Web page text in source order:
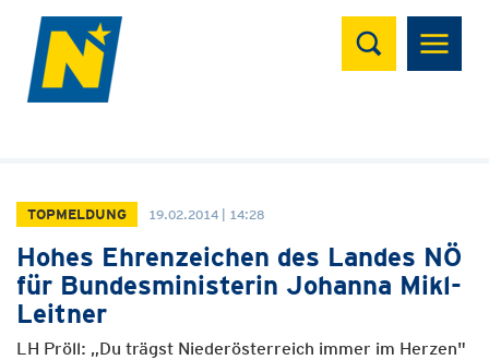
Suchen
TOPMELDUNG 19.02.2014 | 14:28
Hohes Ehrenzeichen des Landes NÖ
für Bundesministerin Johanna Mikl-
Leitner
LH Pröll: „Du trägst Niederösterreich immer im Herzen"